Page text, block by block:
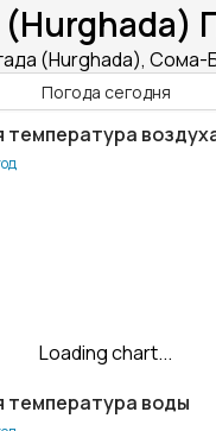
(Hurghada), Сома-
Погода сегодня
температура
Loading chart...
температура воды